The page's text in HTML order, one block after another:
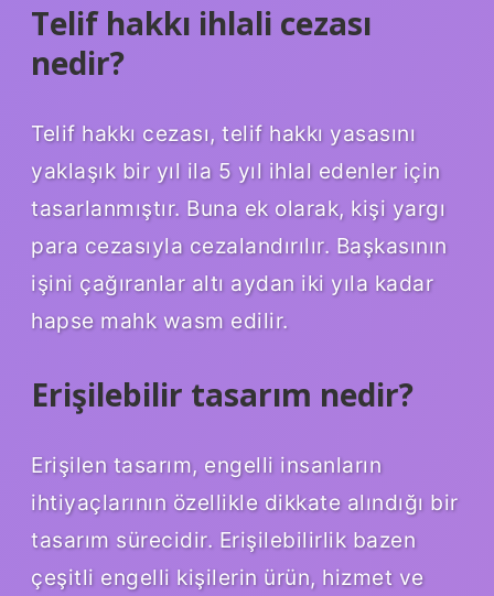
Telif hakkı ihlali cezası
nedir?
Telif hakkı cezası, telif hakkı yasasını
yaklaşık bir yıl ila 5 yıl ihlal edenler için
tasarlanmıştır. Buna ek olarak, kişi yargı
para cezasıyla cezalandırılır. Başkasının
işini çağıranlar altı aydan iki yıla kadar
hapse mahk wasm edilir.
Erişilebilir tasarım nedir?
Erişilen tasarım, engelli insanların
ihtiyaçlarının özellikle dikkate alındığı bir
tasarım sürecidir. Erişilebilirlik bazen
çeşitli engelli kişilerin ürün, hizmet ve